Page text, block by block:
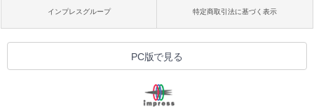
インプレスグループ 特定商取引法に基づく表示
PC版で見る